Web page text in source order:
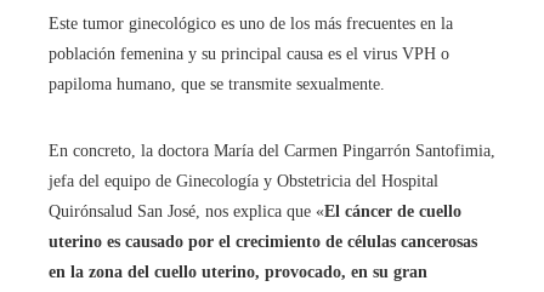
Este tumor ginecológico es uno de los más frecuentes en la
población femenina y su principal causa es el virus VPH o
papiloma humano, que se transmite sexualmente.
En concreto, la doctora María del Carmen Pingarrón Santofimia,
jefa del equipo de Ginecología y Obstetricia del Hospital
Quirónsalud San José, nos explica que «El cáncer de cuello
uterino es causado por el crecimiento de células cancerosas
en la zona del cuello uterino, provocado, en su gran